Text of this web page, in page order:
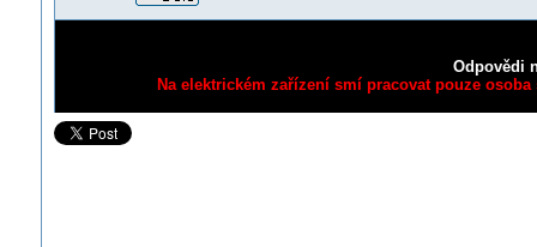
Odpovědi
Na elektrickém zařízení smí pracovat pouze